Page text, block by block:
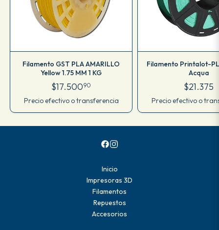
Filamento GST PLA AMARILLO
Yellow 1.75 MM 1 KG
$17.50090
Precio efectivo o transferencia
Filamento Printalot-
Acqua
$21.375
Precio efectivo o
Inicio
Impresoras 3D
Filamentos
Repuestos
Accesorios